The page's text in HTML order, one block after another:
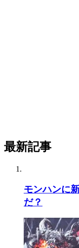
最新記事
モンハンに
だ？